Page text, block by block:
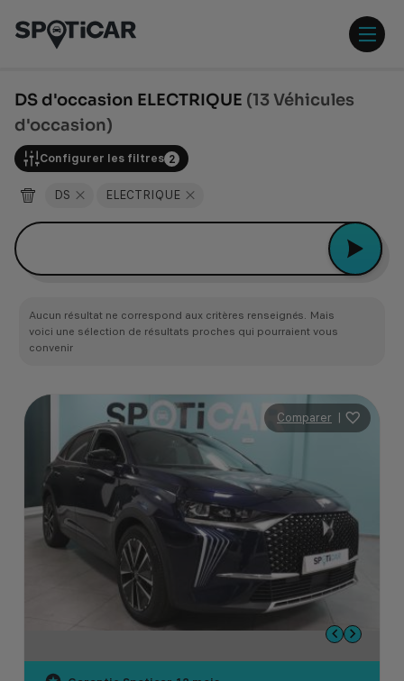
contenu
pied
DS d'occasion ELECTRIQUE (13 Véhicules
d'occasion)
Configurer les filtres 2
DS ELECTRIQUE
Aucun résultat ne correspond aux critères renseignés. Mais
voici une sélection de résultats proches qui pourraient vous
convenir
Comparer |